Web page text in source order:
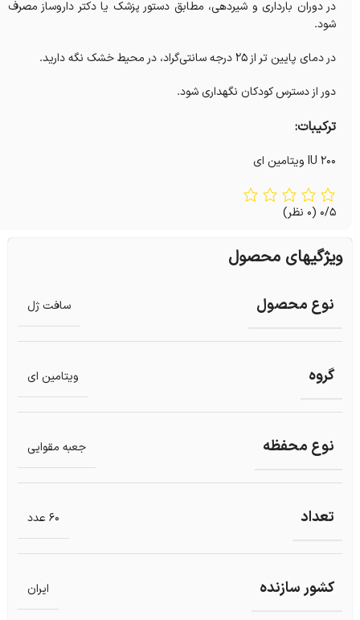
در دوران بارداری و شیردهی، مطابق دستور پزشک یا دکتر داروساز مصرف
شود.
در دمای پایین تر از 25 درجه سانتی‌گراد، در محیط خشک نگه دارید.
دور از دسترس کودکان نگهداری شود.
ترکیبات:
200 IU ویتامین ای
0/5 (0 نظر)
ویژگیهای محصول
نوع محصول سافت ژل
گروه ویتامین ای
نوع محفظه جعبه مقوایی
تعداد 60 عدد
کشور سازنده ایران